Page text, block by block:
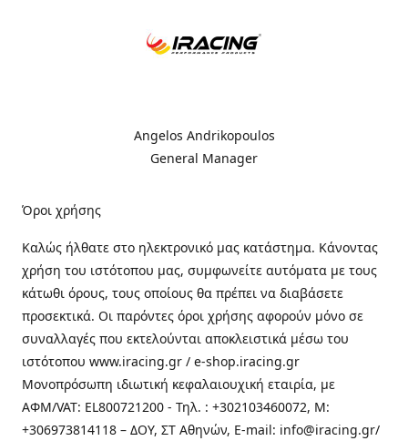
Angelos Andrikopoulos
General Manager
Όροι χρήσης
Καλώς ήλθατε στo ηλεκτρονικό μας κατάστημα. Κάνοντας
χρήση του ιστότοπου μας, συμφωνείτε αυτόματα με τους
κάτωθι όρους, τους οποίους θα πρέπει να διαβάσετε
προσεκτικά. Οι παρόντες όροι χρήσης αφορούν μόνο σε
συναλλαγές που εκτελούνται αποκλειστικά μέσω του
ιστότοπου www.iracing.gr / e-shop.iracing.gr
Μονοπρόσωπη ιδιωτική κεφαλαιουχική εταιρία, με
ΑΦΜ/VAT: EL800721200 - Τηλ. : +302103460072, M:
+306973814118 – ΔΟΥ, ΣΤ Αθηνών, E-mail: info@iracing.gr/